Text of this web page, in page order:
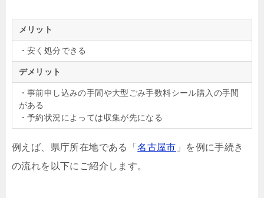
メリット
・安く処分できる
デメリット
・事前申し込みの手間や大型ごみ手数料シール購入の手間
がある
・予約状況によっては収集が先になる
例えば、県庁所在地である「名古屋市 」を例に手続き
の流れを以下にご紹介します。